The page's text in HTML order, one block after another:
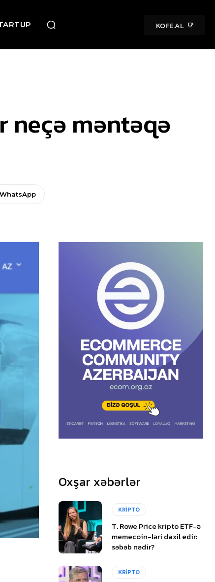
KOFE.AL
neçə məntəqə
WhatsApp
Oxşar xəbərlər
KRİPTO
T. Rowe Price kripto ETF-ə
memecoin-ləri daxil edir:
səbəb nədir?
KRİPTO